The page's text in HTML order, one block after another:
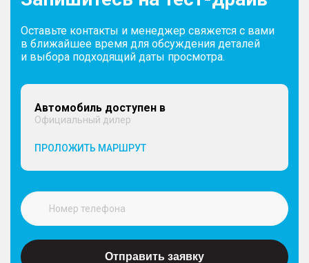
Оставьте контакты и менеджер свяжется с вами
в ближайшее время для обсуждения деталей
и выбора подходящий даты просмотра.
Автомобиль доступен в
Официальный дилер
ПРОЛОЖИТЬ МАРШРУТ
Отправить заявку